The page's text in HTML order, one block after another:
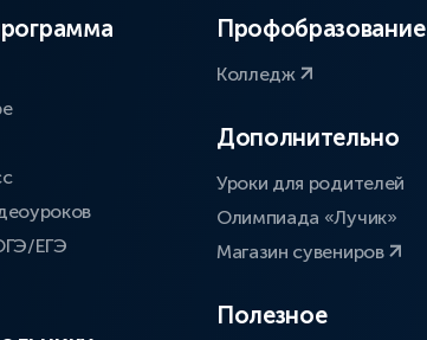
ЕГЭ
Профобразование
Колледж
Дополнительно
Уроки для родителей
Олимпиада «Лучик»
Магазин сувениров
Полезное